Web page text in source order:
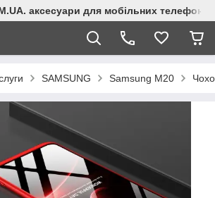
аксесуари для мобільних телефонів
SAMSUNG Samsung M20